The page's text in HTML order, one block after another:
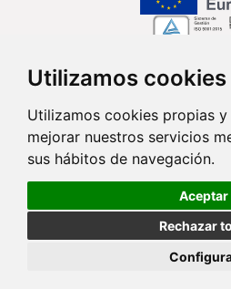
Utilizamos cookies
Utilizamos cookies propias
mejorar nuestros servicios
sus hábitos de navegación.
Aceptar
Rechazar
Síguenos
Contacto
Av. Monforte de Lemos, 3-5.
Política de
| Portal de